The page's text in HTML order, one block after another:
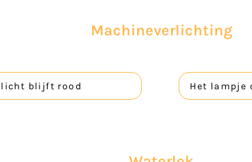
Machineverlichting
blijft rood Het lampje